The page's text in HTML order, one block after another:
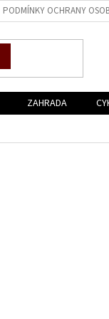
PODMÍNKY OCHRANY
ZAHRADA